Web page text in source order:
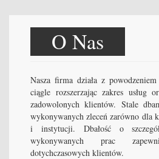
O Nas
Nasza firma działa z
ciągle rozszerzając zakres usług
zadowolonych klientów. Stale
wykonywanych zleceń zarówno dla
i instytucji. Dbałość o
wykonywanych prac
dotychczasowych klientów.